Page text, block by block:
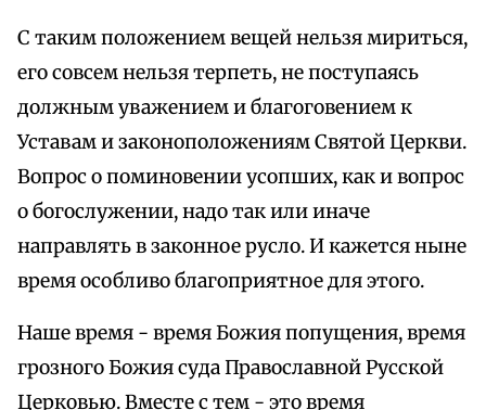
С таким положением вещей нельзя мириться,
его совсем нельзя терпеть, не поступаясь
должным уважением и благоговением к
Уставам и законоположениям Святой Церкви.
Вопрос о поминовении усопших, как и вопрос
о богослужении, надо так или иначе
направлять в законное русло. И кажется ныне
время особливо благоприятное для этого.
Наше время - время Божия попущения, время
грозного Божия суда Православной Русской
Церковью. Вместе с тем - это время